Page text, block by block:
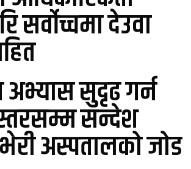
सर्वोच्चमा देउवा
सुदृढ गर्न
सन्देश
अस्पतालको जोड